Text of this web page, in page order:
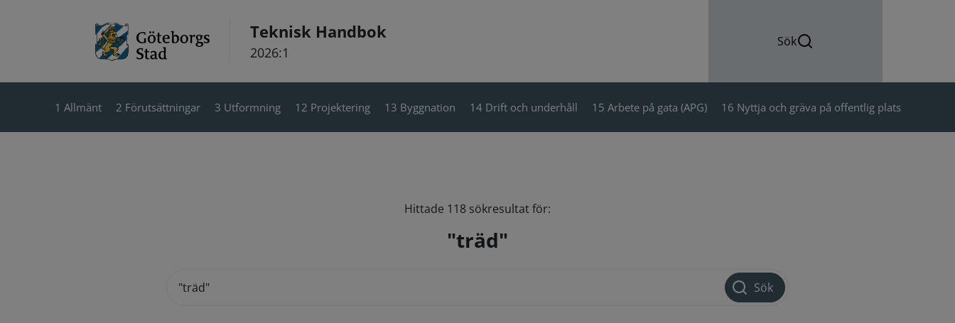
Teknisk Handbok
2026:1
Sök
1 Allmänt 2 Förutsättningar 3 Utformning 12 Projektering 13 Byggnation 14 Drift och underhåll 15 Arbete på gata (APG) 16 Nyttja och gräva på offentlig plats
Hittade 118 sökresultat för:
"träd"
Sök